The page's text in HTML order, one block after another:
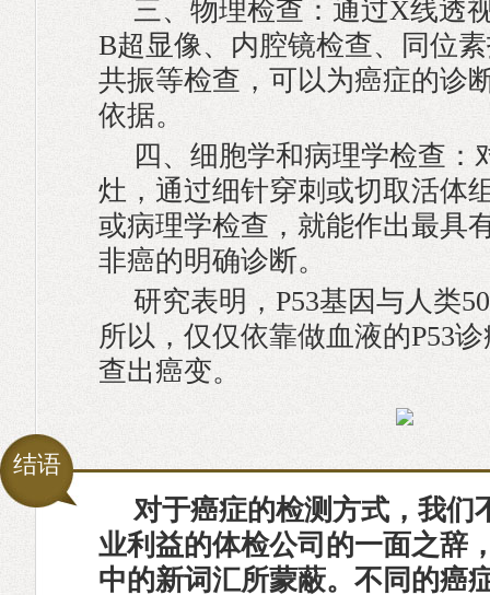
三、物理检查：通过X线透
B超显像、内腔镜检查、同位
共振等检查，可以为癌症的诊
依据。
四、细胞学和病理学检查：
灶，通过细针穿刺或切取活体
或病理学检查，就能作出最具
非癌的明确诊断。
研究表明，P53基因与人类
所以，仅仅依靠做血液的P53
查出癌变。
结语
对于癌症的检测方式，我们
业利益的体检公司的一面之辞
中的新词汇所蒙蔽。不同的癌